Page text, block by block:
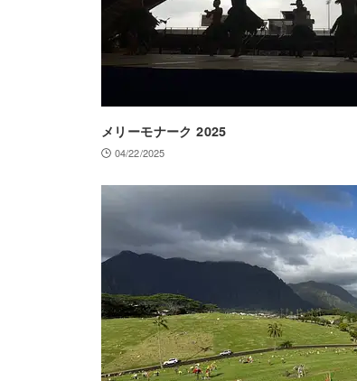
メリーモナーク 2025
04/22/2025